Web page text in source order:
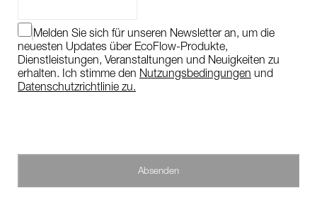
Melden Sie sich für unseren Newsletter an, um die
neuesten Updates über EcoFlow-Produkte,
Dienstleistungen, Veranstaltungen und Neuigkeiten zu
erhalten. Ich stimme den Nutzungsbedingungen und
Datenschutzrichtlinie zu.
Absenden